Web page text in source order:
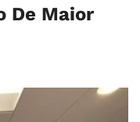
De Maior